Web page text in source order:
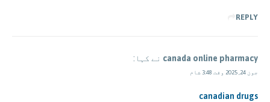
REPLY
canada online pharmacy نے کہا:
جون 24, 2025 وقت 3:48 شام
canadian drugs